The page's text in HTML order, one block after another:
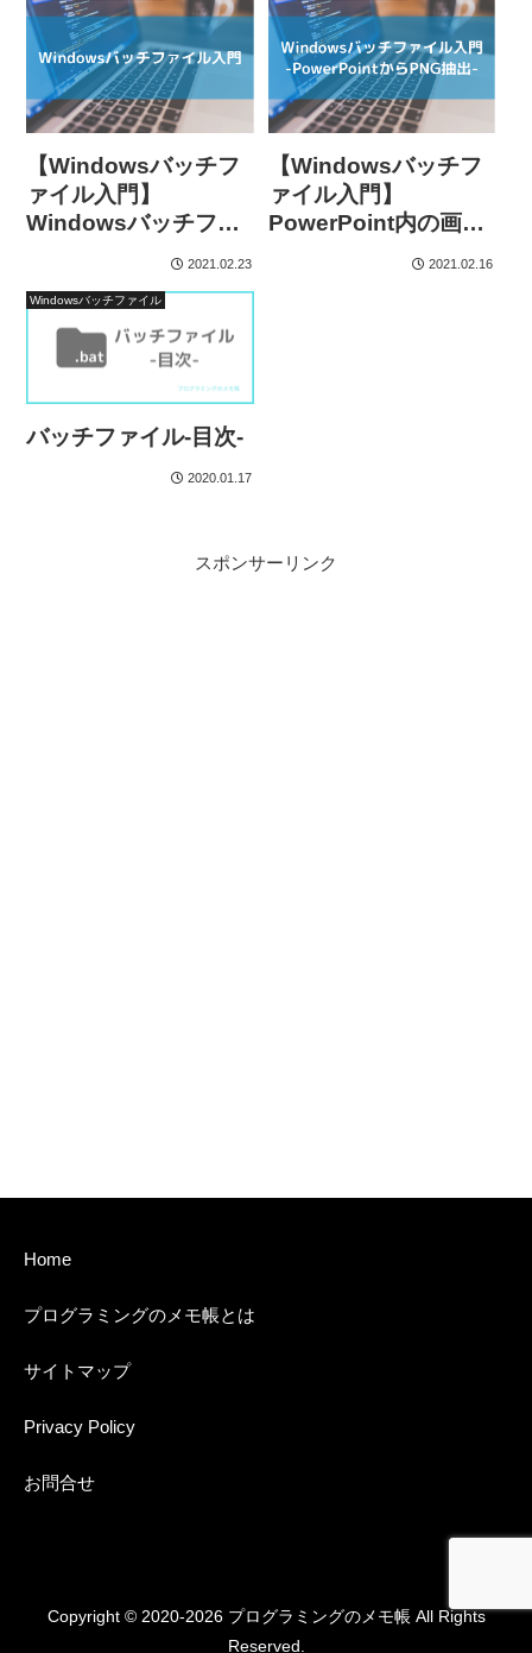
【Windowsバッチフ
ァイル入門】
Windowsバッチファ
2021.02.23
【Windowsバッチフ
ァイル入門】
PowerPoint内の画像
2021.02.16
Windowsバッチファイル
バッチファイル-目次-
2020.01.17
スポンサーリンク
Home
プログラミングのメモ帳とは
サイトマップ
Privacy Policy
お問合せ
Copyright © 2020-2026 プログラミングのメモ帳 All Rights
Reserved.